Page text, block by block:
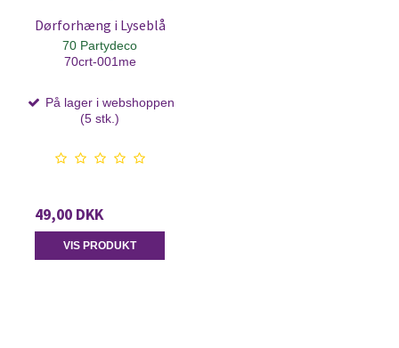
Dørforhæng i Lyseblå
70 Partydeco
70crt-001me
På lager i webshoppen
(5 stk.)
49,00 DKK
VIS PRODUKT